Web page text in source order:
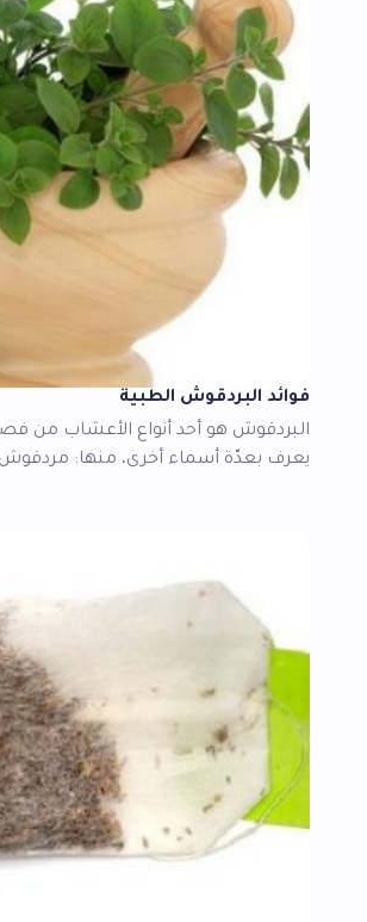
فوائد البردقوش الطبية
البردقوش هو أحد أنواع الأعشاب من
يعرف بعدّة أسماء أخرى، منها: